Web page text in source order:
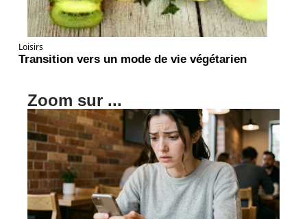
Loisirs
Transition vers un mode de vie végétarien
Zoom sur ...